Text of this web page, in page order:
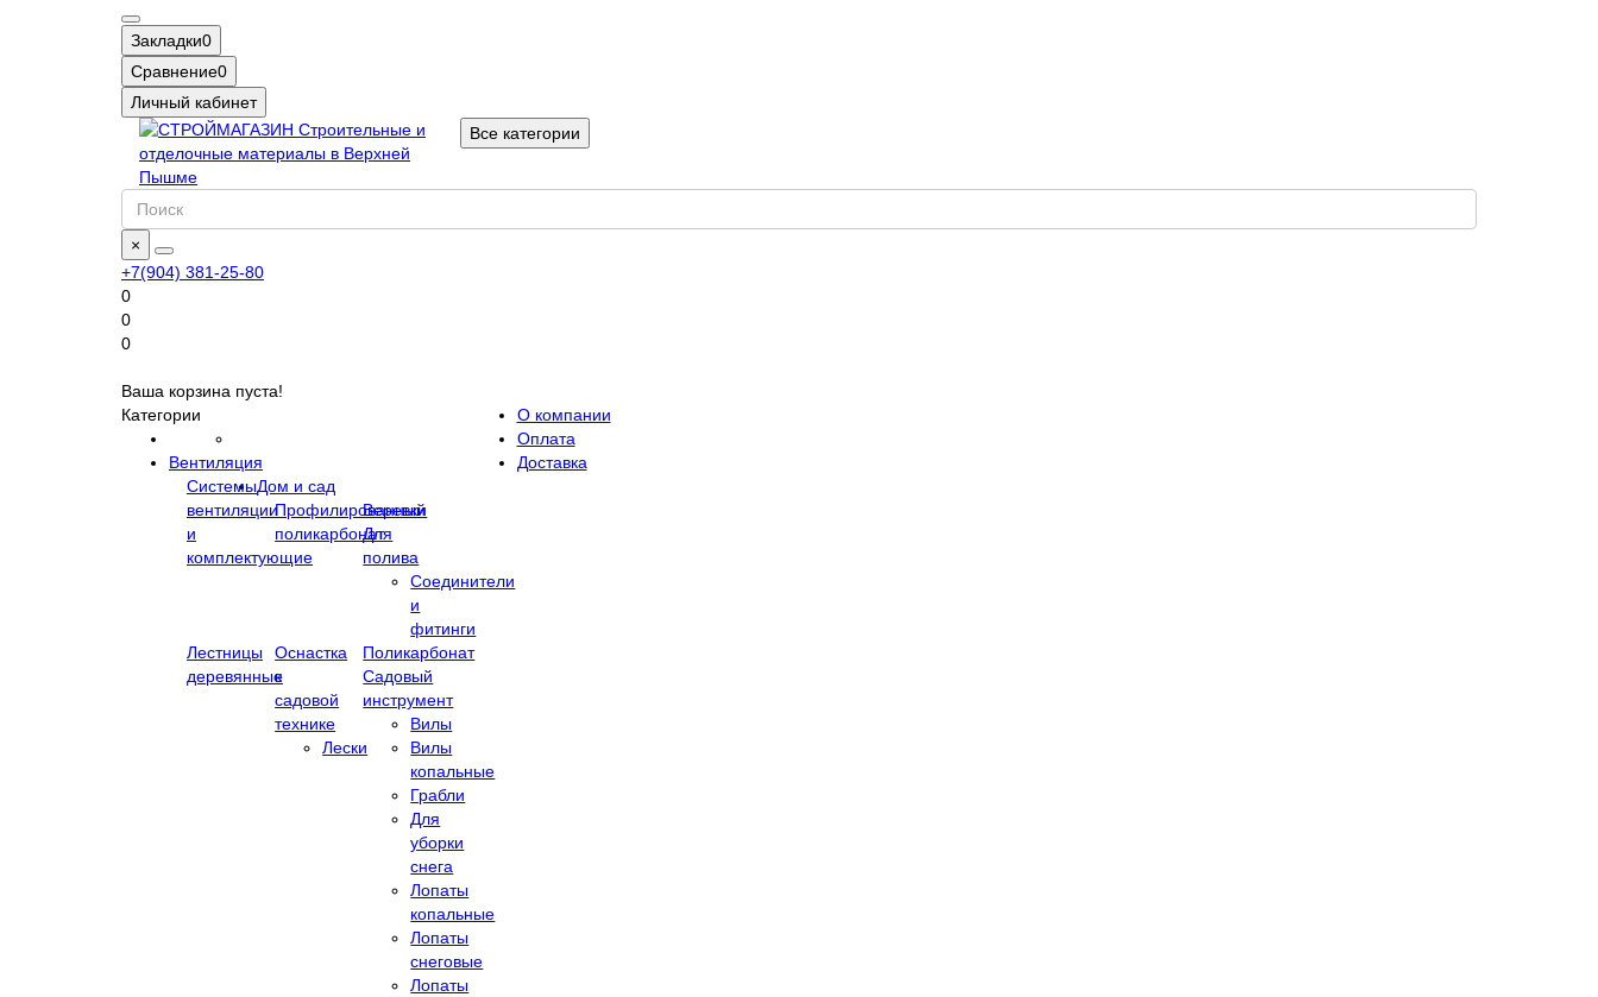
Закладки0
Сравнение0
Личный кабинет
Все категории
×
+7(904) 381-25-80
0
0
0
Ваша корзина пуста!
Категории
Вентиляция
Системы
вентиляции
и
комплектующие
Дом и сад
Профилированный
поликарбонат
Веревки
Для
полива
Соединители
и
фитинги
Лестницы
деревянные
Оснастка
к
садовой
технике
Лески
Поликарбонат
Садовый
инструмент
Вилы
Вилы
копальные
Грабли
Для
уборки
снега
Лопаты
копальные
Лопаты
снеговые
Лопаты
О компании
Оплата
Доставка